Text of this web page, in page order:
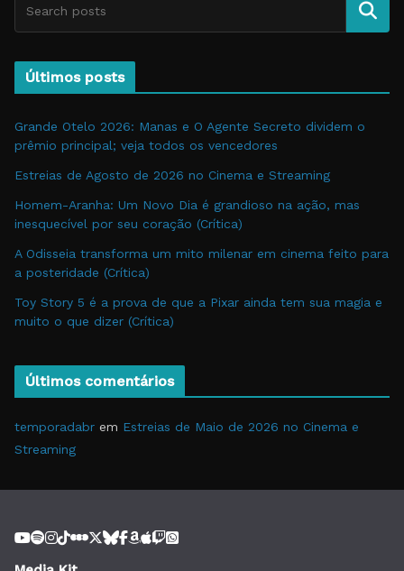
Pesquise
Últimos posts
Grande Otelo 2026: Manas e O Agente Secreto dividem o
prêmio principal; veja todos os vencedores
Estreias de Agosto de 2026 no Cinema e Streaming
Homem-Aranha: Um Novo Dia é grandioso na ação, mas
inesquecível por seu coração (Crítica)
A Odisseia transforma um mito milenar em cinema feito para
a posteridade (Crítica)
Toy Story 5 é a prova de que a Pixar ainda tem sua magia e
muito o que dizer (Crítica)
Últimos comentários
temporadabr em Estreias de Maio de 2026 no Cinema e
Streaming